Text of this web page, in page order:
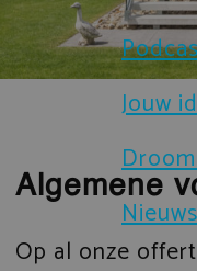
Sloten
Prefab
Jouw
Nieuws
Algemene
Op al onze